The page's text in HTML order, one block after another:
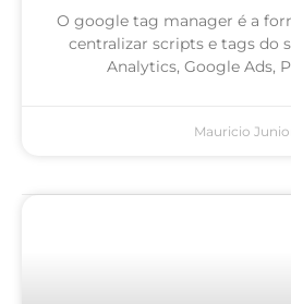
O google tag manager é a
centralizar scripts e tags do
Analytics, Google Ads,
Mauricio